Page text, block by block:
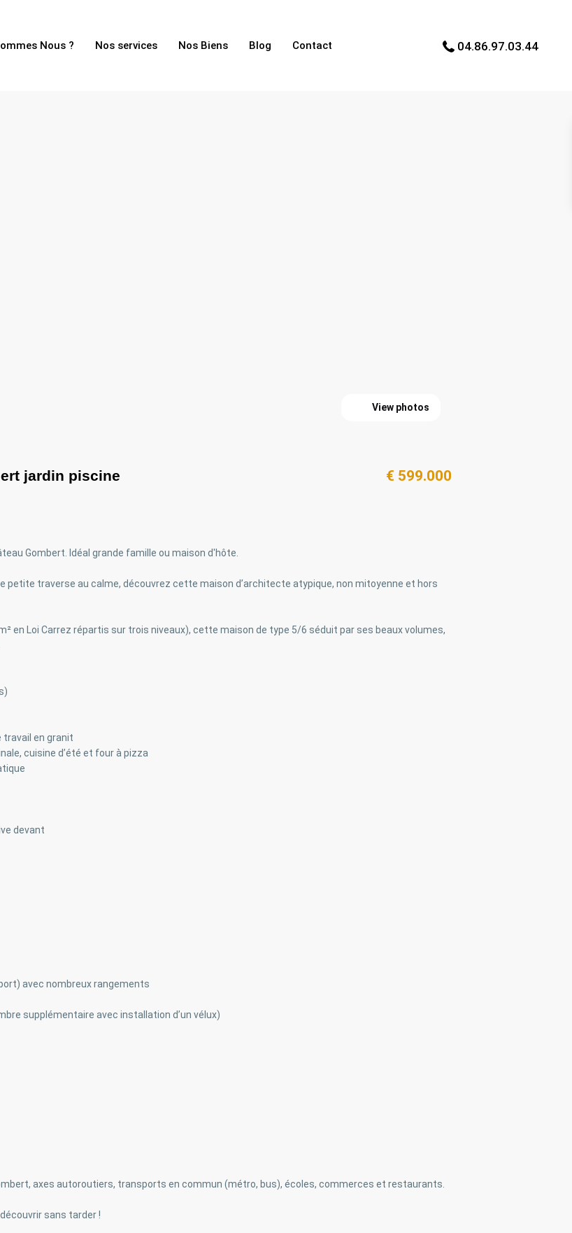
Nous ? Nos services Nos Biens Blog Contact 04.86.97.03.44
View photos
jardin piscine € 599.000
Gombert. Idéal grande famille ou maison d'hôte.
petite traverse au calme, découvrez cette maison d’architecte atypique, non mitoyenne et hors
en Loi Carrez répartis sur trois niveaux), cette maison de type 5/6 séduit par ses beaux volumes,
travail en granit
cuisine d’été et four à pizza
devant
avec nombreux rangements
supplémentaire avec installation d’un vélux)
axes autoroutiers, transports en commun (métro, bus), écoles, commerces et restaurants.
sans tarder !